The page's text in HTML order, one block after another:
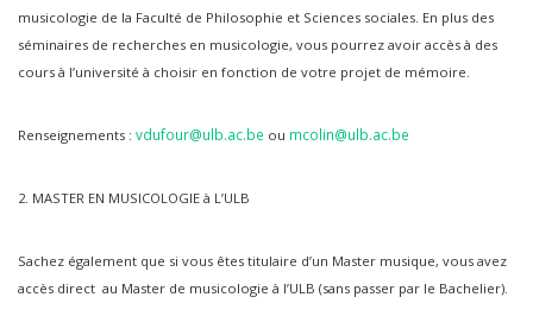
musicologie de la Faculté de Philosophie et Sciences sociales. En plus des
séminaires de recherches en musicologie, vous pourrez avoir accès à des
cours à l’université à choisir en fonction de votre projet de mémoire.
Renseignements : vdufour@ulb.ac.be ou mcolin@ulb.ac.be
2. MASTER EN MUSICOLOGIE à L’ULB
Sachez également que si vous êtes titulaire d’un Master musique, vous avez
accès direct au Master de musicologie à l’ULB (sans passer par le Bachelier).